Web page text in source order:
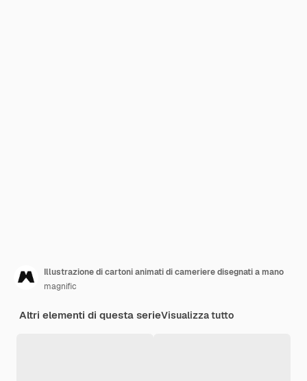
Illustrazione di cartoni animati di cameriere disegnati a mano
magnific
Altri elementi di questa serieVisualizza tutto